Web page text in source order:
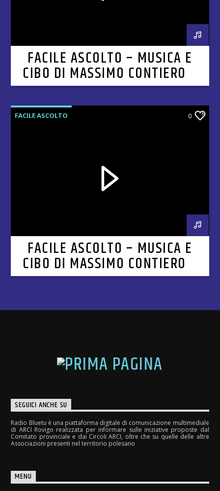
FACILE ASCOLTO – MUSICA E
CIBO DI MASSIMO CONTIERO –
CAPITOLO 6
FACILE ASCOLTO 0
FACILE ASCOLTO – MUSICA E
CIBO DI MASSIMO CONTIERO –
CAPITOLO 5
SEGUICI ANCHE SU
Radio Bluetu è una piattaforma digitale di comunicazione multimediale
di ARCI Rovigo realizzata per informare sulle iniziative proposte dal
Comitato provinciale e dai Circoli ARCI, oltre che su quelle delle altre
Associazioni presenti nel territorio polesano
MENU